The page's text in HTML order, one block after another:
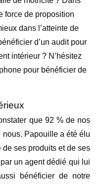
force de proposition
dans l’atteinte de
d’un audit pour
intérieur ? N’hésitez
pour bénéficier de
que92 % de nos
nous. Papouille a été élu
de ses produits et de ses
un agent dédié qui lui
bénéficier de notre